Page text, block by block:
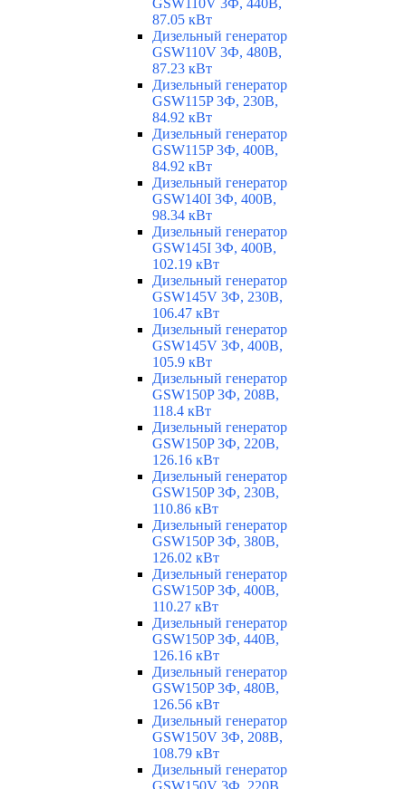
GSW110V 3Ф, 440В,
87.05 кВт
Дизельный генератор
GSW110V 3Ф, 480В,
87.23 кВт
Дизельный генератор
GSW115P 3Ф, 230В,
84.92 кВт
Дизельный генератор
GSW115P 3Ф, 400В,
84.92 кВт
Дизельный генератор
GSW140I 3Ф, 400В,
98.34 кВт
Дизельный генератор
GSW145I 3Ф, 400В,
102.19 кВт
Дизельный генератор
GSW145V 3Ф, 230В,
106.47 кВт
Дизельный генератор
GSW145V 3Ф, 400В,
105.9 кВт
Дизельный генератор
GSW150P 3Ф, 208В,
118.4 кВт
Дизельный генератор
GSW150P 3Ф, 220В,
126.16 кВт
Дизельный генератор
GSW150P 3Ф, 230В,
110.86 кВт
Дизельный генератор
GSW150P 3Ф, 380В,
126.02 кВт
Дизельный генератор
GSW150P 3Ф, 400В,
110.27 кВт
Дизельный генератор
GSW150P 3Ф, 440В,
126.16 кВт
Дизельный генератор
GSW150P 3Ф, 480В,
126.56 кВт
Дизельный генератор
GSW150V 3Ф, 208В,
108.79 кВт
Дизельный генератор